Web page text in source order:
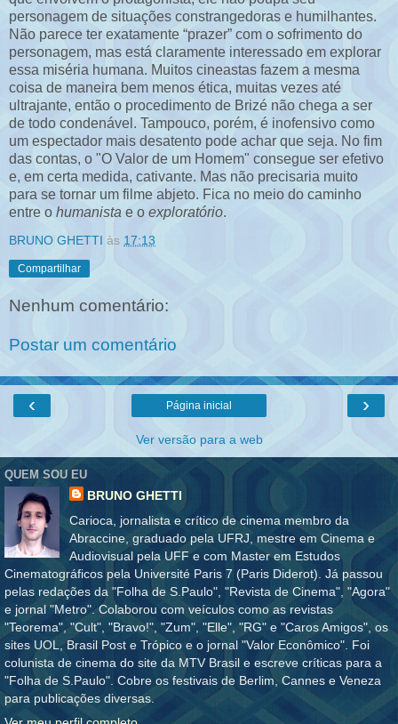
personagem de situações constrangedoras e humilhantes.
Não parece ter exatamente “prazer” com o sofrimento do
personagem, mas está claramente interessado em explorar
essa miséria humana. Muitos cineastas fazem a mesma
coisa de maneira bem menos ética, muitas vezes até
ultrajante, então o procedimento de Brizé não chega a ser
de todo condenável. Tampouco, porém, é inofensivo como
um espectador mais desatento pode achar que seja. No fim
das contas, o "O Valor de um Homem" consegue ser efetivo
e, em certa medida, cativante. Mas não precisaria muito
para se tornar um filme abjeto. Fica no meio do caminho
entre o humanista e o exploratório.
BRUNO GHETTI às 17:13
Compartilhar
Nenhum comentário:
Postar um comentário
‹ ›
Página inicial
Ver versão para a web
QUEM SOU EU
BRUNO GHETTI
Carioca, jornalista e crítico de cinema membro da
Abraccine, graduado pela UFRJ, mestre em Cinema e
Audiovisual pela UFF e com Master em Estudos
Cinematográficos pela Université Paris 7 (Paris Diderot). Já passou
pelas redações da "Folha de S.Paulo", "Revista de Cinema", "Agora"
e jornal "Metro". Colaborou com veículos como as revistas
"Teorema", "Cult", "Bravo!", "Zum", "Elle", "RG" e "Caros Amigos", os
sites UOL, Brasil Post e Trópico e o jornal "Valor Econômico". Foi
colunista de cinema do site da MTV Brasil e escreve críticas para a
"Folha de S.Paulo". Cobre os festivais de Berlim, Cannes e Veneza
para publicações diversas.